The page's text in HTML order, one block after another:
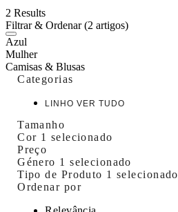
2 Results
Filtrar & Ordenar(2 artigos)
Azul
Mulher
Camisas & Blusas
Categorias
LINHO VER TUDO
Tamanho
Cor 1 selecionado
Preço
Género 1 selecionado
Tipo de Produto 1 selecionado
Ordenar por